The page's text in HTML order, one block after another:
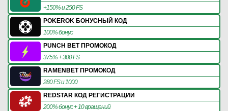
+150% и 250 FS
POKEROK БОНУСНЫЙ КОД
100% бонус
PUNCH BET ПРОМОКОД
375% + 300 FS
RAMENBET ПРОМОКОД
280 FS и 1000
REDSTAR КОД РЕГИСТРАЦИИ
200% бонус + 10 вращений